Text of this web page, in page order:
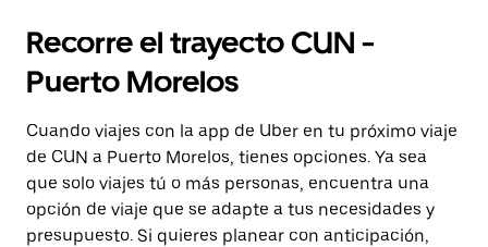
Recorre el trayecto CUN -
Puerto Morelos
Cuando viajes con la app de Uber en tu próximo viaje
de CUN a Puerto Morelos, tienes opciones. Ya sea
que solo viajes tú o más personas, encuentra una
opción de viaje que se adapte a tus necesidades y
presupuesto. Si quieres planear con anticipación,